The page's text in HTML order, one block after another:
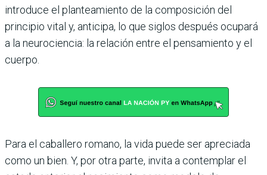
introduce el planteamiento de la composición del
principio vital y, anticipa, lo que siglos después ocupará
a la neurociencia: la relación entre el pensamiento y el
cuerpo.
Para el caballero romano, la vida puede ser apreciada
como un bien. Y, por otra parte, invita a contemplar el